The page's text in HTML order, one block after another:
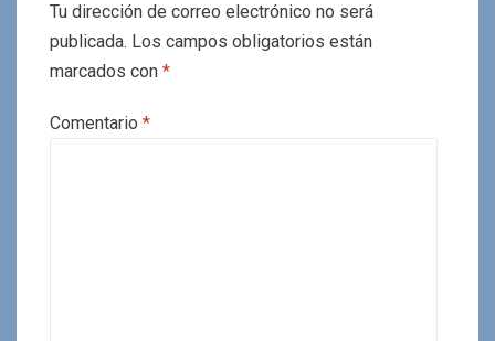
Tu dirección de correo electrónico no será
publicada. Los campos obligatorios están
marcados con *
Comentario *